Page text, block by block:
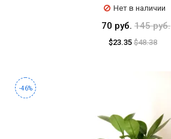
Нет в наличии
70 руб. 145 руб.
$23.35 $48.38
-46%